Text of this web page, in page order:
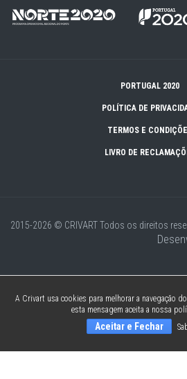
PORTUGAL 2020
POLÍTICA DE
TERMOS E
LIVRO DE
2015-2026 © CRIVARTTodos os direitos
A Crivart usa cookies para melhorar a navegação
esta mensagem aceita a nossa
Aceitar e Fechar